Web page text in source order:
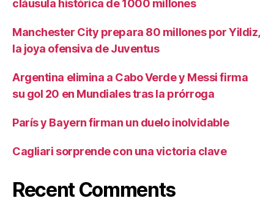
cláusula histórica de 1000 millones
Manchester City prepara 80 millones por Yildiz,
la joya ofensiva de Juventus
Argentina elimina a Cabo Verde y Messi firma
su gol 20 en Mundiales tras la prórroga
París y Bayern firman un duelo inolvidable
Cagliari sorprende con una victoria clave
Recent Comments